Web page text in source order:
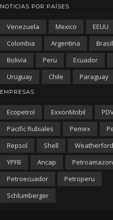
NOTICIAS POR PAÍSES
Venezuela Mexico
EEUU
Colombia
Argentina
Brasil
Bolivia
Peru Ecuador
Uruguay
Chile Paraguay
EMPRESAS
Ecopetrol ExxonMobil
Pacific Rubiales
Pemex
Repsol
Shell Weatherford
YPFB
Ancap
Petroecuador
Petroperu
Schlumberger